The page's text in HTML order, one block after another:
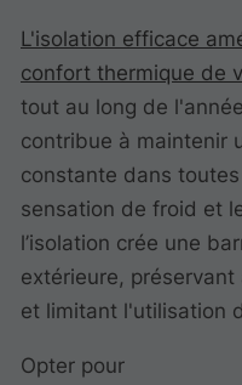
L'isolation efficace
confort thermique de
tout au long de
contribue à maintenir
constante dans
sensation de froid et
l’isolation crée une
extérieure,
et limitant l'utilisation
Opter pour